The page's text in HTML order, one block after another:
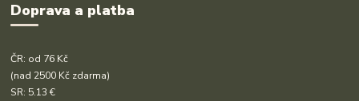
Doprava a platba
ČR: od 76 Kč
(nad 2500 Kč zdarma)
SR: 5.13 €